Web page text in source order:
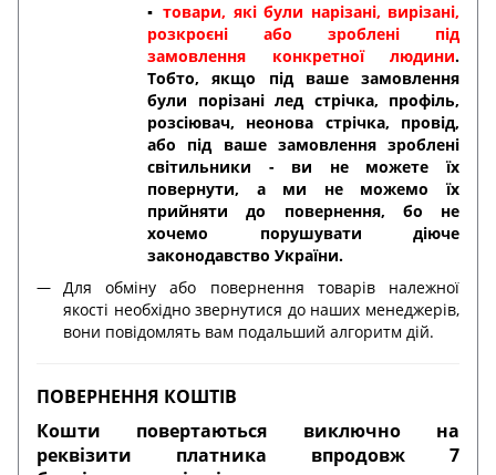
▪️ товари, які були нарізані, вирізані,
розкроєні або зроблені під
замовлення конкретної людини.
Тобто, якщо під ваше замовлення
були порізані лед стрічка, профіль,
розсіювач, неонова стрічка, провід,
або під ваше замовлення зроблені
світильники - ви не можете їх
повернути, а ми не можемо їх
прийняти до повернення, бо не
хочемо порушувати діюче
законодавство України.
Для обміну або повернення товарів належної
якості необхідно звернутися до наших менеджерів,
вони повідомлять вам подальший алгоритм дій.
ПОВЕРНЕННЯ КОШТІВ
Кошти повертаються виключно на
реквізити платника впродовж 7